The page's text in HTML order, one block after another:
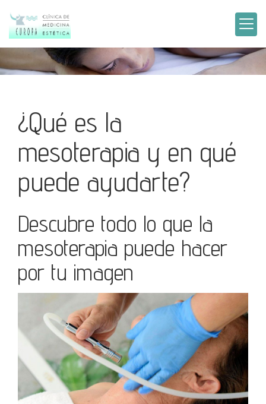
¿Qué es la
mesoterapia y en qué
puede ayudarte?
Descubre todo lo que la
mesoterapia puede hacer
por tu imagen